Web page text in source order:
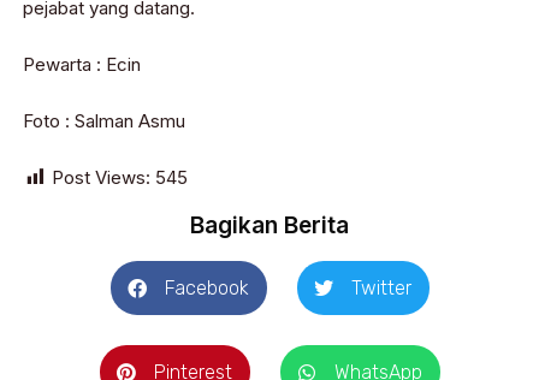
pejabat yang datang.
Pewarta : Ecin
Foto : Salman Asmu
Post Views: 545
Bagikan Berita
Facebook Twitter
Pinterest WhatsApp